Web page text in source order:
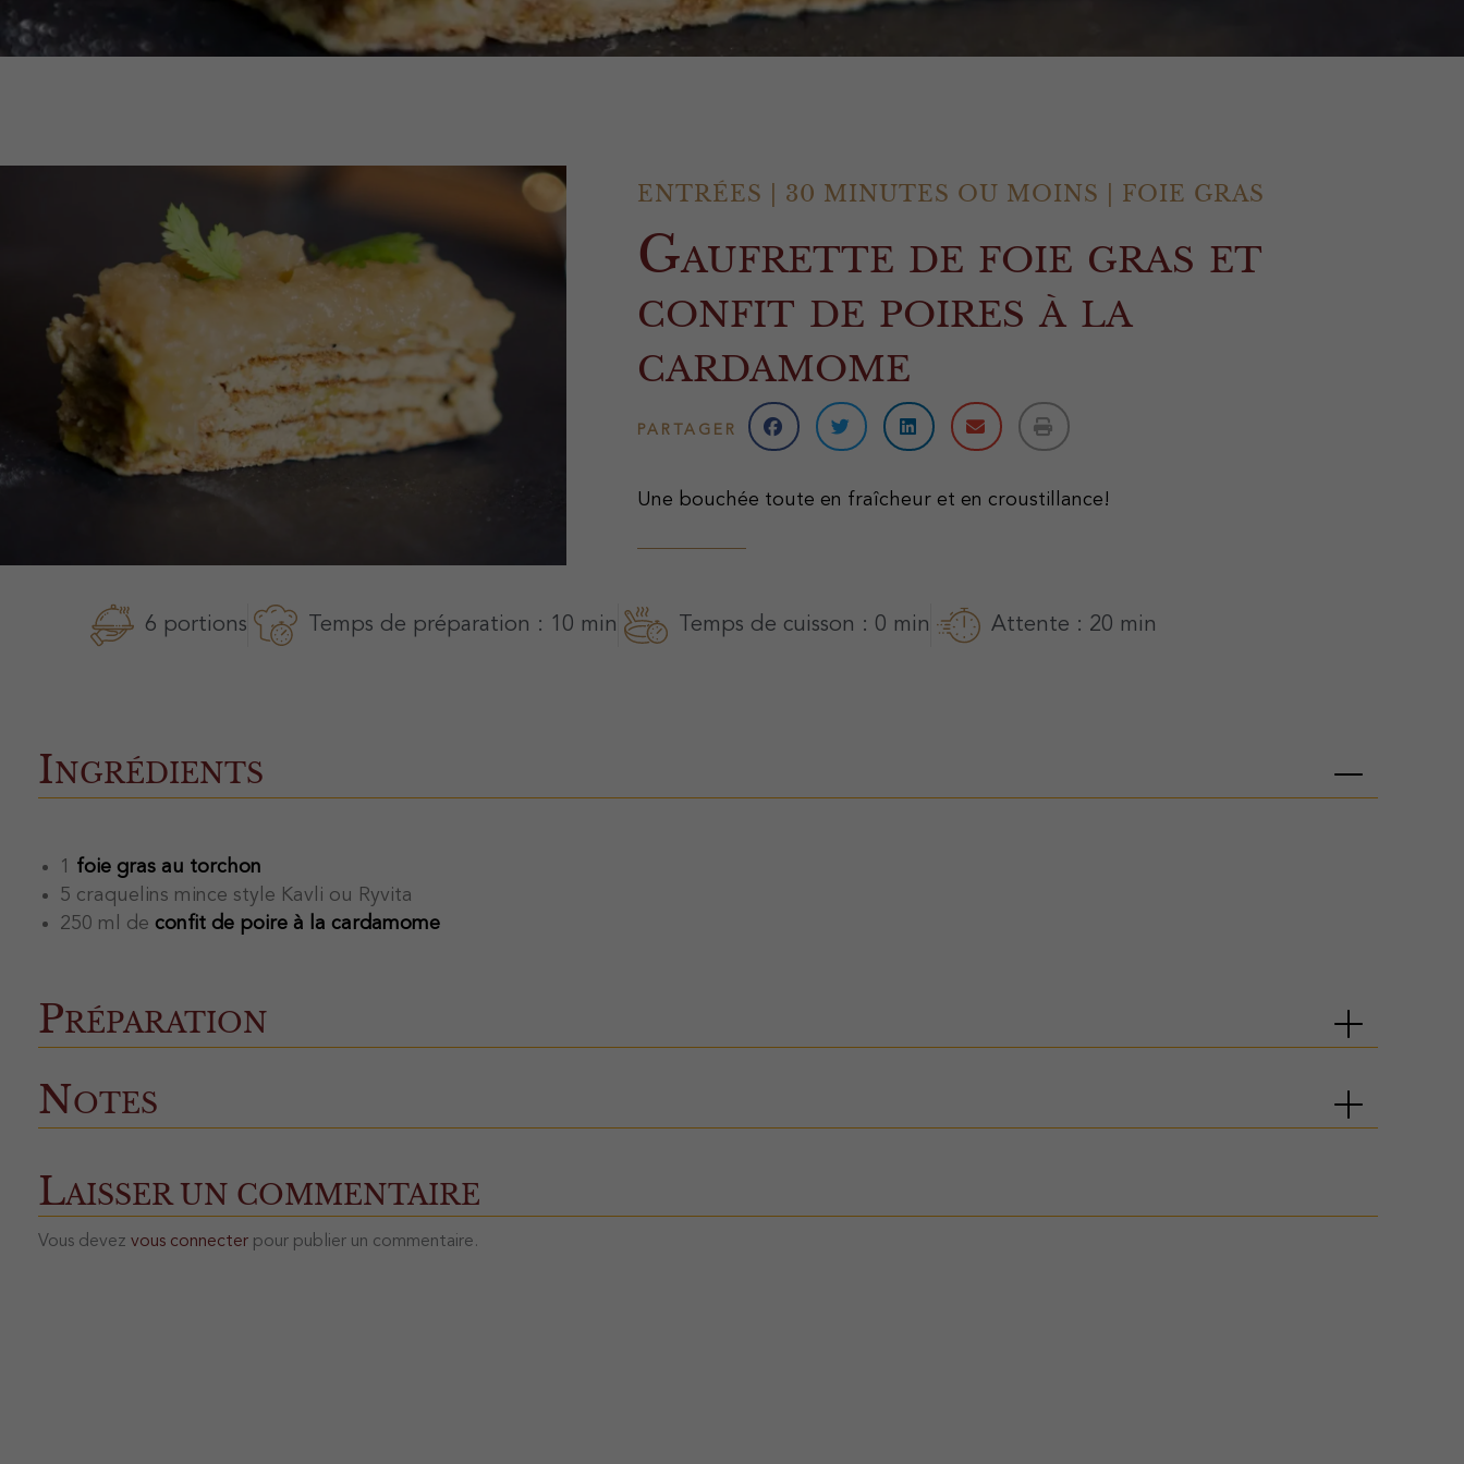
ENTRÉES 30 MINUTES OU MOINS FOIE GRAS
Gaufrette de foie gras et
confit de poires à la
cardamome
PARTAGER
Une bouchée toute en fraîcheur et en croustillance!
6 portions Temps de préparation : 10 min Temps de cuisson : 0 min Attente : 20 min
Ingrédients
1 foie gras au torchon
5 craquelins mince style Kavli ou Ryvita
250 ml de confit de poire à la cardamome
Préparation
Notes
LAISSER UN COMMENTAIRE
Vous devez vous connecter pour publier un commentaire.